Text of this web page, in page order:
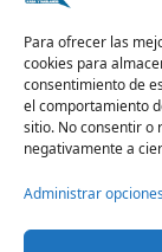
Para ofrecer las
cookies para
consentimiento de
el comportamiento
sitio. No consentir o
negativamente a
Administrar opciones
Número de
En que